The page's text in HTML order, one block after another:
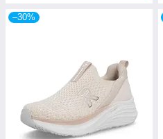
–30%